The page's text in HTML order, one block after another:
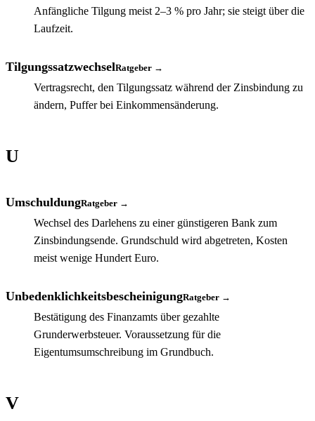
Anfängliche Tilgung meist 2–3 % pro Jahr; sie steigt über die
Laufzeit.
TilgungssatzwechselRatgeber →
Vertragsrecht, den Tilgungssatz während der Zinsbindung zu
ändern, Puffer bei Einkommensänderung.
U
UmschuldungRatgeber →
Wechsel des Darlehens zu einer günstigeren Bank zum
Zinsbindungsende. Grundschuld wird abgetreten, Kosten
meist wenige Hundert Euro.
UnbedenklichkeitsbescheinigungRatgeber →
Bestätigung des Finanzamts über gezahlte
Grunderwerbsteuer. Voraussetzung für die
Eigentumsumschreibung im Grundbuch.
V